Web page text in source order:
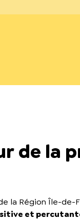
de la
la Région Île-de-
et